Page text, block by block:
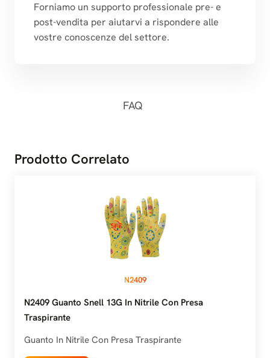
Forniamo un supporto professionale pre- e
post-vendita per aiutarvi a rispondere alle
vostre conoscenze del settore.
FAQ
Prodotto Correlato
N2409
N2409 Guanto Snell 13G In Nitrile Con Presa
Traspirante
Guanto In Nitrile Con Presa Traspirante